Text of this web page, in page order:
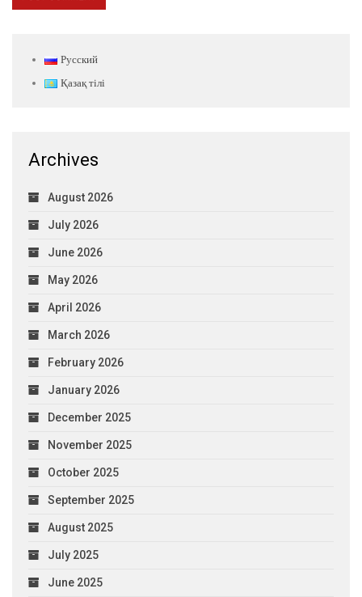
Русский
Қазақ тілі
Archives
August 2026
July 2026
June 2026
May 2026
April 2026
March 2026
February 2026
January 2026
December 2025
November 2025
October 2025
September 2025
August 2025
July 2025
June 2025